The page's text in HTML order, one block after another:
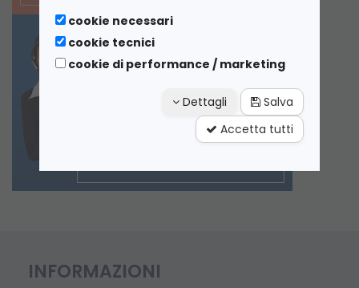
INFORMAZIONI
cookie necessari
cookie tecnici
cookie di performance / marketing
Dettagli
Salva
Accetta tutti